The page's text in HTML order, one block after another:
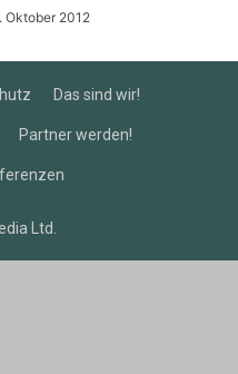
Oktober 2012
Das sind wir!
Partner werden!
Ltd.